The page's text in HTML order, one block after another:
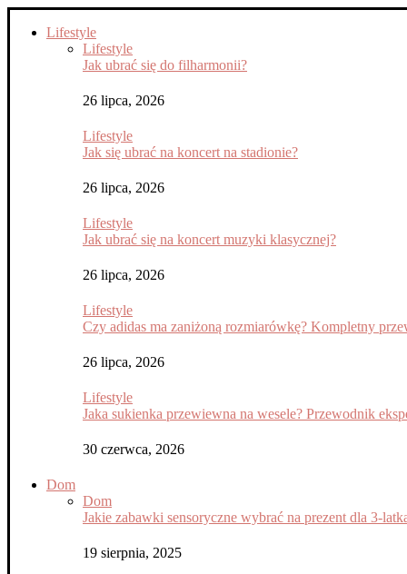
Lifestyle
Lifestyle
Jak ubrać się do filharmonii?
26 lipca, 2026
Lifestyle
Jak się ubrać na koncert na stadionie?
26 lipca, 2026
Lifestyle
Jak ubrać się na koncert muzyki klasycznej?
26 lipca, 2026
Lifestyle
Czy adidas ma zaniżoną rozmiarówkę? Kompletny
26 lipca, 2026
Lifestyle
Jaka sukienka przewiewna na wesele? Przewodnik
30 czerwca, 2026
Dom
Dom
Jakie zabawki sensoryczne wybrać na prezent dla 3-
19 sierpnia, 2025